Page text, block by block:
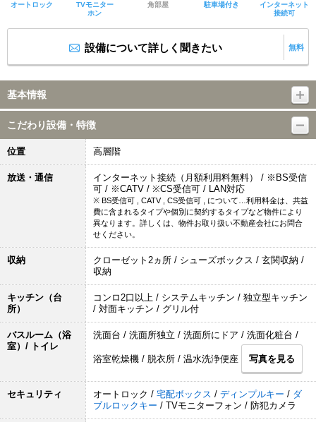
オートロック
TVモニター
ホン
角部屋 駐車場付き
インターネット
接続可
設備について詳しく聞きたい 無料
基本情報
こだわり設備・特徴
位置 高層階
放送・通信
インターネット接続（月額利用料無料） / ※BS受信
可 / ※CATV / ※CS受信可 / LAN対応
※ BS受信可 , CATV , CS受信可 , について…利用料金は、共益
費に含まれるタイプや個別に契約するタイプなど物件により
異なります。詳しくは、物件お取り扱い不動産会社にお問合
せください。
収納
クローゼット2ヵ所 / シューズボックス / 玄関収納 /
収納
キッチン（台
所）
コンロ2口以上 / システムキッチン / 独立型キッチン
/ 対面キッチン / グリル付
バスルーム（浴
室）/ トイレ
洗面台 / 洗面所独立 / 洗面所にドア / 洗面化粧台 /
浴室乾燥機 / 脱衣所 / 温水洗浄便座 写真を見る
セキュリティ オートロック / 宅配ボックス / ディンプルキー / ダ
ブルロックキー / TVモニターフォン / 防犯カメラ